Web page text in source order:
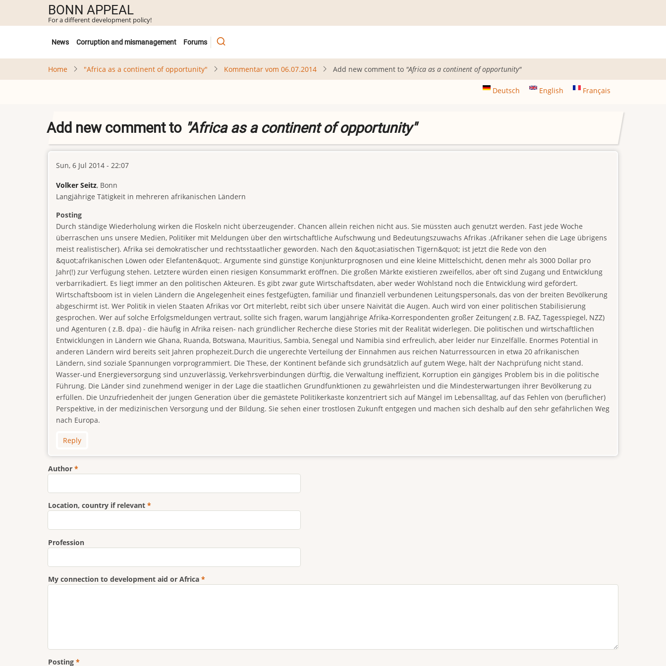
main
BONN APPEAL
For a different development policy!
Untermenü
News Corruption and mismanagement Forums
Home "Africa as a continent of opportunity" Kommentar vom 06.07.2014 Add new comment to "Africa as a continent of opportunity"
Deutsch English Français
Add new comment to "Africa as a continent of opportunity"
Sun, 6 Jul 2014 - 22:07
Volker Seitz, Bonn
Langjährige Tätigkeit in mehreren afrikanischen Ländern
Posting
Durch ständige Wiederholung wirken die Floskeln nicht überzeugender. Chancen allein reichen nicht aus. Sie müssten auch genutzt werden. Fast jede Woche
überraschen uns unsere Medien, Politiker mit Meldungen über den wirtschaftliche Aufschwung und Bedeutungszuwachs Afrikas .(Afrikaner sehen die Lage übrigens
meist realistischer). Afrika sei demokratischer und rechtsstaatlicher geworden. Nach den &quot;asiatischen Tigern&quot; ist jetzt die Rede von den
&quot;afrikanischen Löwen oder Elefanten&quot;. Argumente sind günstige Konjunkturprognosen und eine kleine Mittelschicht, denen mehr als 3000 Dollar pro
Jahr(!) zur Verfügung stehen. Letztere würden einen riesigen Konsummarkt eröffnen. Die großen Märkte existieren zweifellos, aber oft sind Zugang und Entwicklung
verbarrikadiert. Es liegt immer an den politischen Akteuren. Es gibt zwar gute Wirtschaftsdaten, aber weder Wohlstand noch die Entwicklung wird gefördert.
Wirtschaftsboom ist in vielen Ländern die Angelegenheit eines festgefügten, familiär und finanziell verbundenen Leitungspersonals, das von der breiten Bevölkerung
abgeschirmt ist. Wer Politik in vielen Staaten Afrikas vor Ort miterlebt, reibt sich über unsere Naivität die Augen. Auch wird von einer politischen Stabilisierung
gesprochen. Wer auf solche Erfolgsmeldungen vertraut, sollte sich fragen, warum langjährige Afrika-Korrespondenten großer Zeitungen( z.B. FAZ, Tagesspiegel, NZZ)
und Agenturen ( z.B. dpa) - die häufig in Afrika reisen- nach gründlicher Recherche diese Stories mit der Realität widerlegen. Die politischen und wirtschaftlichen
Entwicklungen in Ländern wie Ghana, Ruanda, Botswana, Mauritius, Sambia, Senegal und Namibia sind erfreulich, aber leider nur Einzelfälle. Enormes Potential in
anderen Ländern wird bereits seit Jahren prophezeit.Durch die ungerechte Verteilung der Einnahmen aus reichen Naturressourcen in etwa 20 afrikanischen
Ländern, sind soziale Spannungen vorprogrammiert. Die These, der Kontinent befände sich grundsätzlich auf gutem Wege, hält der Nachprüfung nicht stand.
Wasser-und Energieversorgung sind unzuverlässig, Verkehrsverbindungen dürftig, die Verwaltung ineffizient, Korruption ein gängiges Problem bis in die politische
Führung. Die Länder sind zunehmend weniger in der Lage die staatlichen Grundfunktionen zu gewährleisten und die Mindesterwartungen ihrer Bevölkerung zu
erfüllen. Die Unzufriedenheit der jungen Generation über die gemästete Politikerkaste konzentriert sich auf Mängel im Lebensalltag, auf das Fehlen von (beruflicher)
Perspektive, in der medizinischen Versorgung und der Bildung. Sie sehen einer trostlosen Zukunft entgegen und machen sich deshalb auf den sehr gefährlichen Weg
nach Europa.
Reply
Author
Location, country if relevant
Profession
My connection to development aid or Africa
Posting